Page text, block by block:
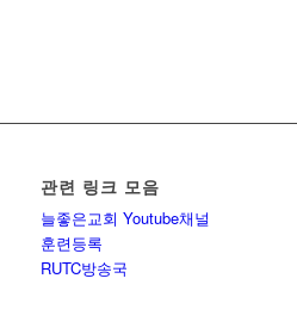
관련 링크 모음
늘좋은교회 Youtube채널
훈련등록
RUTC방송국